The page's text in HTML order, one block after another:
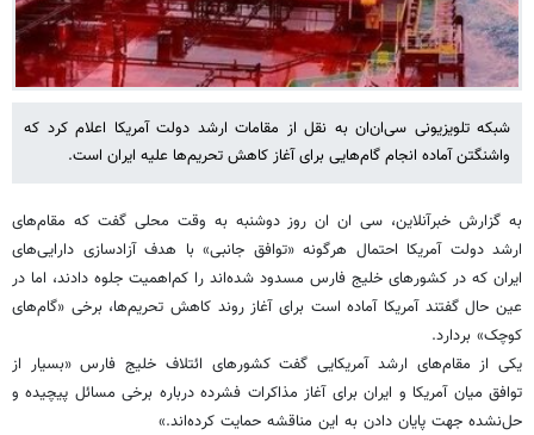
شبکه تلویزیونی سی‌ان‌ان به نقل از مقامات ارشد دولت آمریکا اعلام کرد که
واشنگتن آماده انجام گام‌هایی برای آغاز کاهش تحریم‌ها علیه ایران است.
به گزارش خبرآنلاین، سی ان ان روز دوشنبه به وقت محلی گفت که مقام‌های
ارشد دولت آمریکا احتمال هرگونه «توافق جانبی» با هدف آزادسازی دارایی‌های
ایران که در کشورهای خلیج فارس مسدود شده‌اند را کم‌اهمیت جلوه دادند، اما در
عین حال گفتند آمریکا آماده است برای آغاز روند کاهش تحریم‌ها، برخی «گام‌های
کوچک» بردارد.
یکی از مقام‌های ارشد آمریکایی گفت کشورهای ائتلاف خلیج فارس «بسیار از
توافق میان آمریکا و ایران برای آغاز مذاکرات فشرده درباره برخی مسائل پیچیده و
حل‌نشده جهت پایان دادن به این مناقشه حمایت کرده‌اند.»